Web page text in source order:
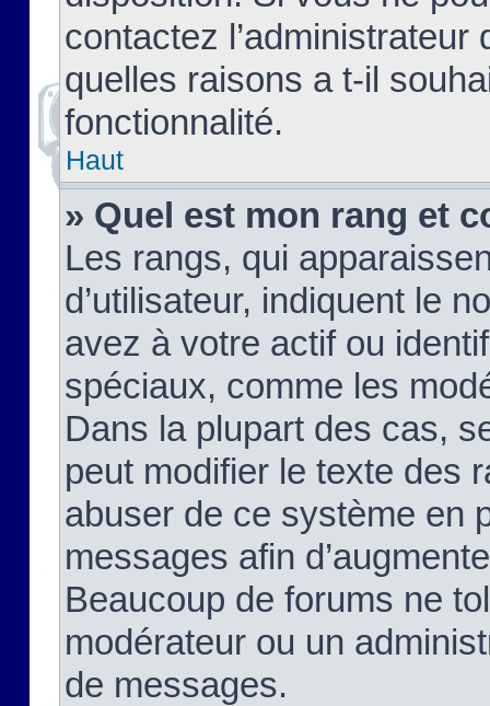
contactez
quelles raisons a t-il
fonctionnalité.
Haut
» Quel est mon rang et
Les rangs, qui
d’utilisateur, indiquent le
avez à votre actif ou
spéciaux, comme les
Dans la plupart des cas,
peut modifier le texte des
abuser de ce système en
messages afin
Beaucoup de forums ne
modérateur ou un
de messages.